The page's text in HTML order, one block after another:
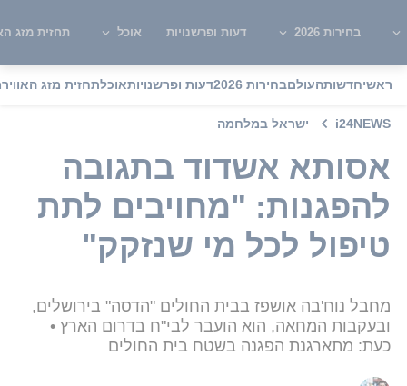
בחירות 2026 דעות ופרשנויות אוכל תחזית מזג
ראשיחדשותהעולםבחירות 2026 דעות ופרשנויותאוכלתחזית מזג האוויר
i24NEWS ישראל במלחמה
אסותא אשדוד בתגובה
להפגנות: "מחויבים לתת
טיפול לכל מי שנזקק"
מחבל נוח'בה אושפז בבית החולים "הדסה" בירושלים,
ובעקבות המחאה, הוא הועבר לבי"ח בדרום הארץ •
כעת: מתארגנת הפגנה בשטח בית החולים